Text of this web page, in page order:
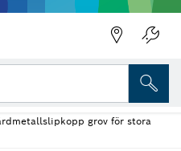
grov för stora
hårdmetallslipkopp